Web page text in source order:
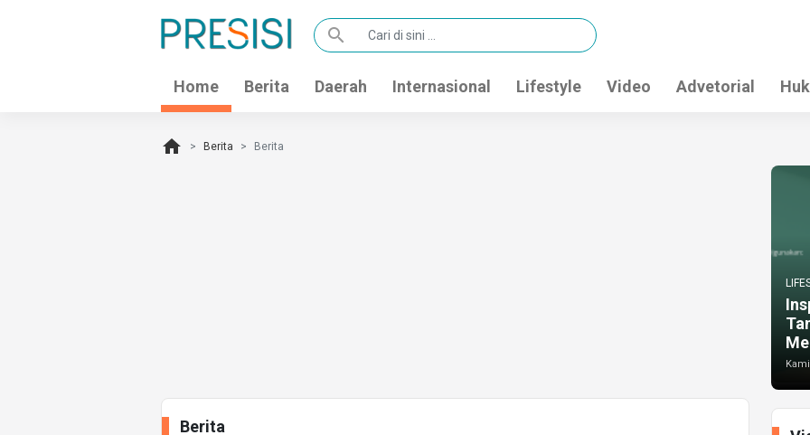
search
Home Berita Daerah Internasional Lifestyle Video Advetorial
home Berita Berita
Berita